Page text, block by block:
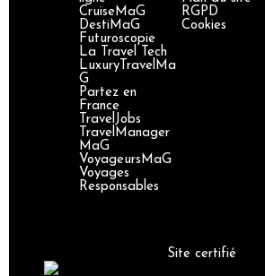
CruiseMaG
DestiMaG
Futuroscopie
La Travel Tech
LuxuryTravelMa
G
Partez en
France
TravelJobs
TravelManager
MaG
VoyageursMaG
Voyages
Responsables
RGPD
Cookies
Site certifié